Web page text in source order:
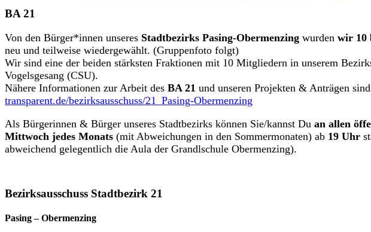
BA 21
Von den Bürger*innen unseres Stadtbezirks Pasing-Obermenzing wurden wir 10
neu und teilweise wiedergewählt. (Gruppenfoto folgt)
Wir sind eine der beiden stärksten Fraktionen mit 10 Mitgliedern in unserem
Vogelsgesang (CSU).
Nähere Informationen zur Arbeit des BA 21 und unseren Projekten & Anträgen
transparent.de/bezirksausschuss/21_Pasing-Obermenzing
Als Bürgerinnen & Bürger unseres Stadtbezirks können Sie/kannst Du an allen
Mittwoch jedes Monats (mit Abweichungen in den Sommermonaten) ab 19 Uhr
abweichend gelegentlich die Aula der Grandlschule Obermenzing).
Bezirksausschuss Stadtbezirk 21
Pasing – Obermenzing